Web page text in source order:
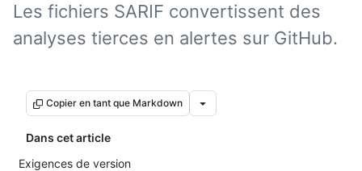
Les fichiers SARIF convertissent des
analyses tierces en alertes sur GitHub.
Copier en tant que Markdown
Dans cet article
Exigences de version